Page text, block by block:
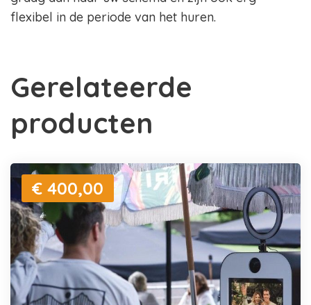
flexibel in de periode van het huren.
Gerelateerde
producten
€ 400,00